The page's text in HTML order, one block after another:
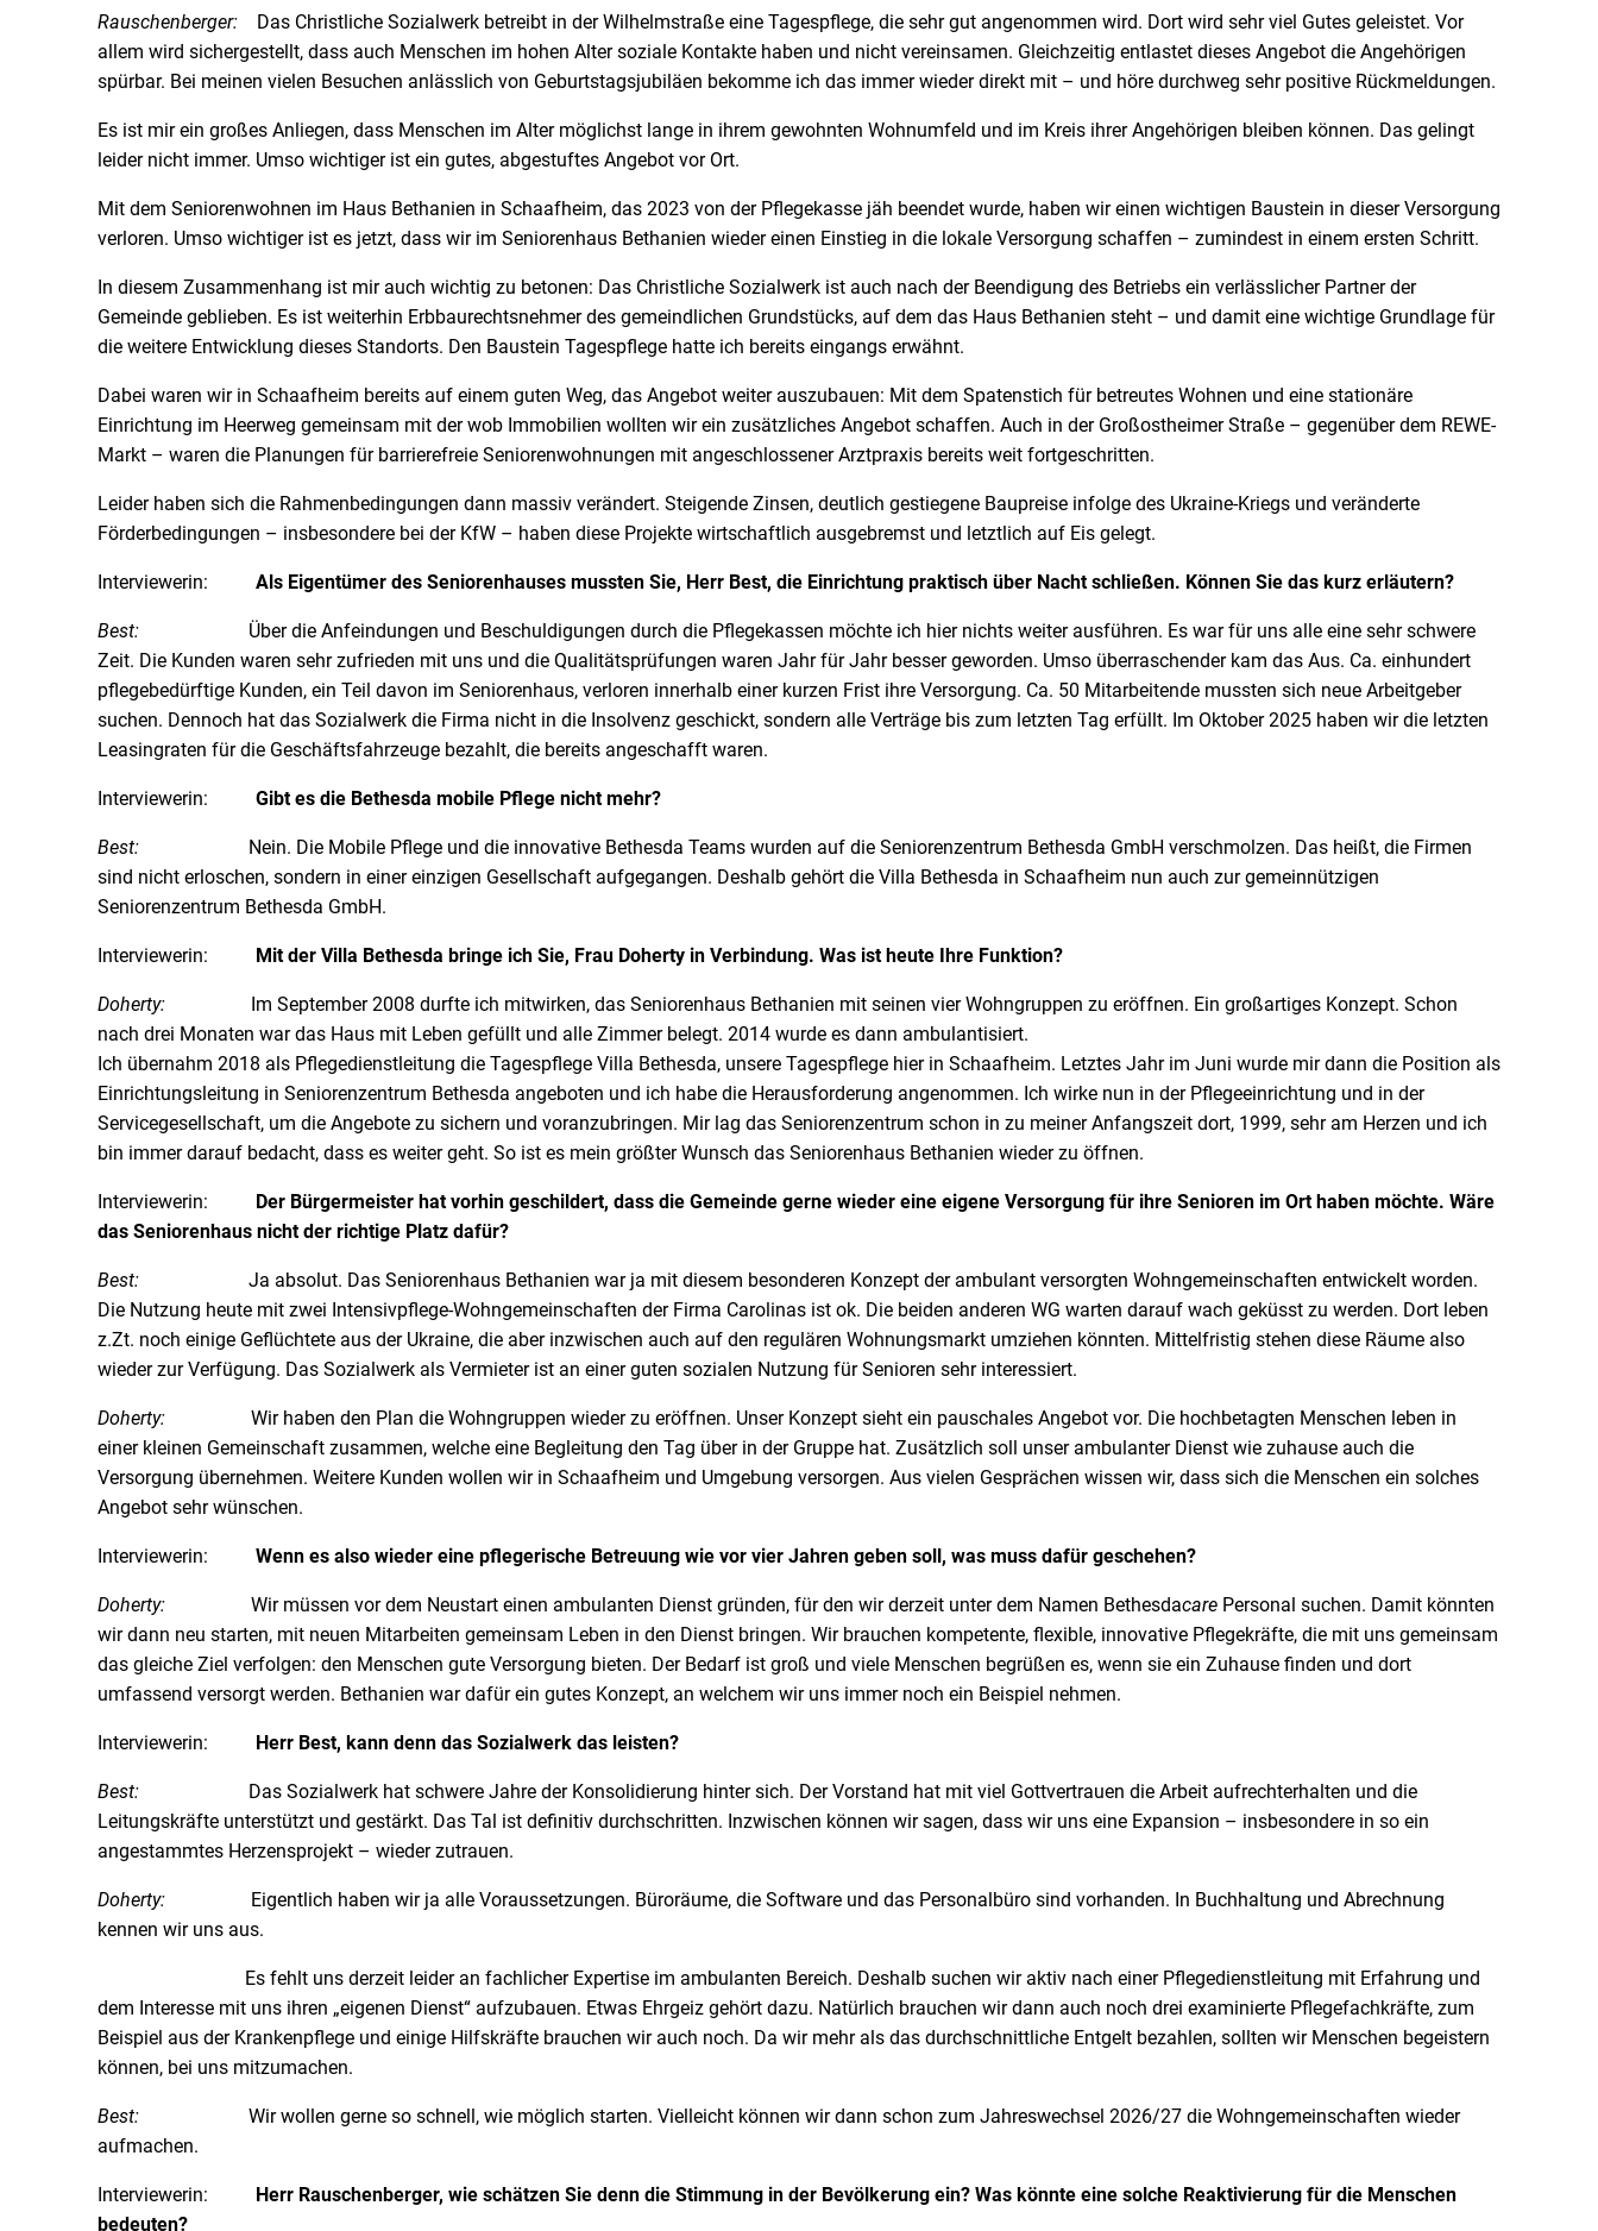
Rauschenberger: Das Christliche Sozialwerk betreibt in der Wilhelmstraße eine Tagespflege, die sehr gut angenommen wird. Dort wird sehr viel Gutes geleistet. Vor
allem wird sichergestellt, dass auch Menschen im hohen Alter soziale Kontakte haben und nicht vereinsamen. Gleichzeitig entlastet dieses Angebot die Angehörigen
spürbar. Bei meinen vielen Besuchen anlässlich von Geburtstagsjubiläen bekomme ich das immer wieder direkt mit – und höre durchweg sehr positive Rückmeldungen.
Es ist mir ein großes Anliegen, dass Menschen im Alter möglichst lange in ihrem gewohnten Wohnumfeld und im Kreis ihrer Angehörigen bleiben können. Das gelingt
leider nicht immer. Umso wichtiger ist ein gutes, abgestuftes Angebot vor Ort.
Mit dem Seniorenwohnen im Haus Bethanien in Schaafheim, das 2023 von der Pflegekasse jäh beendet wurde, haben wir einen wichtigen Baustein in dieser Versorgung
verloren. Umso wichtiger ist es jetzt, dass wir im Seniorenhaus Bethanien wieder einen Einstieg in die lokale Versorgung schaffen – zumindest in einem ersten Schritt.
In diesem Zusammenhang ist mir auch wichtig zu betonen: Das Christliche Sozialwerk ist auch nach der Beendigung des Betriebs ein verlässlicher Partner der
Gemeinde geblieben. Es ist weiterhin Erbbaurechtsnehmer des gemeindlichen Grundstücks, auf dem das Haus Bethanien steht – und damit eine wichtige Grundlage für
die weitere Entwicklung dieses Standorts. Den Baustein Tagespflege hatte ich bereits eingangs erwähnt.
Dabei waren wir in Schaafheim bereits auf einem guten Weg, das Angebot weiter auszubauen: Mit dem Spatenstich für betreutes Wohnen und eine stationäre
Einrichtung im Heerweg gemeinsam mit der wob Immobilien wollten wir ein zusätzliches Angebot schaffen. Auch in der Großostheimer Straße – gegenüber dem REWE-
Markt – waren die Planungen für barrierefreie Seniorenwohnungen mit angeschlossener Arztpraxis bereits weit fortgeschritten.
Leider haben sich die Rahmenbedingungen dann massiv verändert. Steigende Zinsen, deutlich gestiegene Baupreise infolge des Ukraine-Kriegs und veränderte
Förderbedingungen – insbesondere bei der KfW – haben diese Projekte wirtschaftlich ausgebremst und letztlich auf Eis gelegt.
Interviewerin: Als Eigentümer des Seniorenhauses mussten Sie, Herr Best, die Einrichtung praktisch über Nacht schließen. Können Sie das kurz erläutern?
Best: Über die Anfeindungen und Beschuldigungen durch die Pflegekassen möchte ich hier nichts weiter ausführen. Es war für uns alle eine sehr schwere
Zeit. Die Kunden waren sehr zufrieden mit uns und die Qualitätsprüfungen waren Jahr für Jahr besser geworden. Umso überraschender kam das Aus. Ca. einhundert
pflegebedürftige Kunden, ein Teil davon im Seniorenhaus, verloren innerhalb einer kurzen Frist ihre Versorgung. Ca. 50 Mitarbeitende mussten sich neue Arbeitgeber
suchen. Dennoch hat das Sozialwerk die Firma nicht in die Insolvenz geschickt, sondern alle Verträge bis zum letzten Tag erfüllt. Im Oktober 2025 haben wir die letzten
Leasingraten für die Geschäftsfahrzeuge bezahlt, die bereits angeschafft waren.
Interviewerin: Gibt es die Bethesda mobile Pflege nicht mehr?
Best: Nein. Die Mobile Pflege und die innovative Bethesda Teams wurden auf die Seniorenzentrum Bethesda GmbH verschmolzen. Das heißt, die Firmen
sind nicht erloschen, sondern in einer einzigen Gesellschaft aufgegangen. Deshalb gehört die Villa Bethesda in Schaafheim nun auch zur gemeinnützigen
Seniorenzentrum Bethesda GmbH.
Interviewerin: Mit der Villa Bethesda bringe ich Sie, Frau Doherty in Verbindung. Was ist heute Ihre Funktion?
Doherty:
Im September 2008 durfte ich mitwirken, das Seniorenhaus Bethanien mit seinen vier Wohngruppen zu eröffnen. Ein großartiges Konzept. Schon
nach drei Monaten war das Haus mit Leben gefüllt und alle Zimmer belegt. 2014 wurde es dann ambulantisiert.
Ich übernahm 2018 als Pflegedienstleitung die Tagespflege Villa Bethesda, unsere Tagespflege hier in Schaafheim. Letztes Jahr im Juni wurde mir dann die Position als
Einrichtungsleitung in Seniorenzentrum Bethesda angeboten und ich habe die Herausforderung angenommen. Ich wirke nun in der Pflegeeinrichtung und in der
Servicegesellschaft, um die Angebote zu sichern und voranzubringen. Mir lag das Seniorenzentrum schon in zu meiner Anfangszeit dort, 1999, sehr am Herzen und ich
bin immer darauf bedacht, dass es weiter geht. So ist es mein größter Wunsch das Seniorenhaus Bethanien wieder zu öffnen.
Interviewerin:
Der Bürgermeister hat vorhin geschildert, dass die Gemeinde gerne wieder eine eigene Versorgung für ihre Senioren im Ort haben möchte. Wäre
das Seniorenhaus nicht der richtige Platz dafür?
Best: Ja absolut. Das Seniorenhaus Bethanien war ja mit diesem besonderen Konzept der ambulant versorgten Wohngemeinschaften entwickelt worden.
Die Nutzung heute mit zwei Intensivpflege-Wohngemeinschaften der Firma Carolinas ist ok. Die beiden anderen WG warten darauf wach geküsst zu werden. Dort leben
z.Zt. noch einige Geflüchtete aus der Ukraine, die aber inzwischen auch auf den regulären Wohnungsmarkt umziehen könnten. Mittelfristig stehen diese Räume also
wieder zur Verfügung. Das Sozialwerk als Vermieter ist an einer guten sozialen Nutzung für Senioren sehr interessiert.
Doherty: Wir haben den Plan die Wohngruppen wieder zu eröffnen. Unser Konzept sieht ein pauschales Angebot vor. Die hochbetagten Menschen leben in
einer kleinen Gemeinschaft zusammen, welche eine Begleitung den Tag über in der Gruppe hat. Zusätzlich soll unser ambulanter Dienst wie zuhause auch die
Versorgung übernehmen. Weitere Kunden wollen wir in Schaafheim und Umgebung versorgen. Aus vielen Gesprächen wissen wir, dass sich die Menschen ein solches
Angebot sehr wünschen.
Interviewerin: Wenn es also wieder eine pflegerische Betreuung wie vor vier Jahren geben soll, was muss dafür geschehen?
Doherty: Wir müssen vor dem Neustart einen ambulanten Dienst gründen, für den wir derzeit unter dem Namen Bethesdacare Personal suchen. Damit könnten
wir dann neu starten, mit neuen Mitarbeiten gemeinsam Leben in den Dienst bringen. Wir brauchen kompetente, flexible, innovative Pflegekräfte, die mit uns gemeinsam
das gleiche Ziel verfolgen: den Menschen gute Versorgung bieten. Der Bedarf ist groß und viele Menschen begrüßen es, wenn sie ein Zuhause finden und dort
umfassend versorgt werden. Bethanien war dafür ein gutes Konzept, an welchem wir uns immer noch ein Beispiel nehmen.
Interviewerin: Herr Best, kann denn das Sozialwerk das leisten?
Best: Das Sozialwerk hat schwere Jahre der Konsolidierung hinter sich. Der Vorstand hat mit viel Gottvertrauen die Arbeit aufrechterhalten und die
Leitungskräfte unterstützt und gestärkt. Das Tal ist definitiv durchschritten. Inzwischen können wir sagen, dass wir uns eine Expansion – insbesondere in so ein
angestammtes Herzensprojekt – wieder zutrauen.
Doherty: Eigentlich haben wir ja alle Voraussetzungen. Büroräume, die Software und das Personalbüro sind vorhanden. In Buchhaltung und Abrechnung
kennen wir uns aus.
Es fehlt uns derzeit leider an fachlicher Expertise im ambulanten Bereich. Deshalb suchen wir aktiv nach einer Pflegedienstleitung mit Erfahrung und
dem Interesse mit uns ihren „eigenen Dienst“ aufzubauen. Etwas Ehrgeiz gehört dazu. Natürlich brauchen wir dann auch noch drei examinierte Pflegefachkräfte, zum
Beispiel aus der Krankenpflege und einige Hilfskräfte brauchen wir auch noch. Da wir mehr als das durchschnittliche Entgelt bezahlen, sollten wir Menschen begeistern
können, bei uns mitzumachen.
Best:
Wir wollen gerne so schnell, wie möglich starten. Vielleicht können wir dann schon zum Jahreswechsel 2026/27 die Wohngemeinschaften wieder
aufmachen.
Interviewerin:
Herr Rauschenberger, wie schätzen Sie denn die Stimmung in der Bevölkerung ein? Was könnte eine solche Reaktivierung für die Menschen
bedeuten?